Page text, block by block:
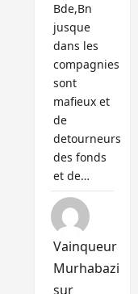
Bde,Bn
jusque
dans les
compagnies
sont
mafieux et
de
detourneurs
des fonds
et de…
Vainqueur
Murhabazi
sur